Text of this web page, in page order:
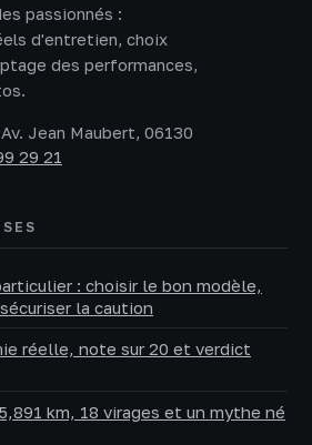
passionnés :
d'entretien, choix
des performances,
Jean Maubert, 06130
29 21
: choisir le bon modèle,
la caution
réelle, note sur 20 et verdict
km, 18 virages et un mythe né